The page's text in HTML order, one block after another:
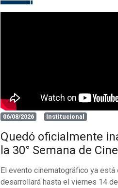
06/08/2026 Institucional
Quedó oficialmente
la 30° Semana de
El evento cinematográfico ya está
desarrollará hasta el viernes 14